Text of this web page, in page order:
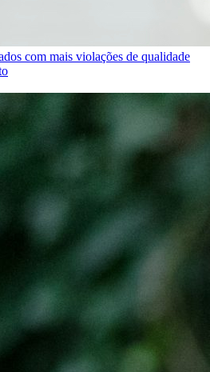
com mais violações de qualidade